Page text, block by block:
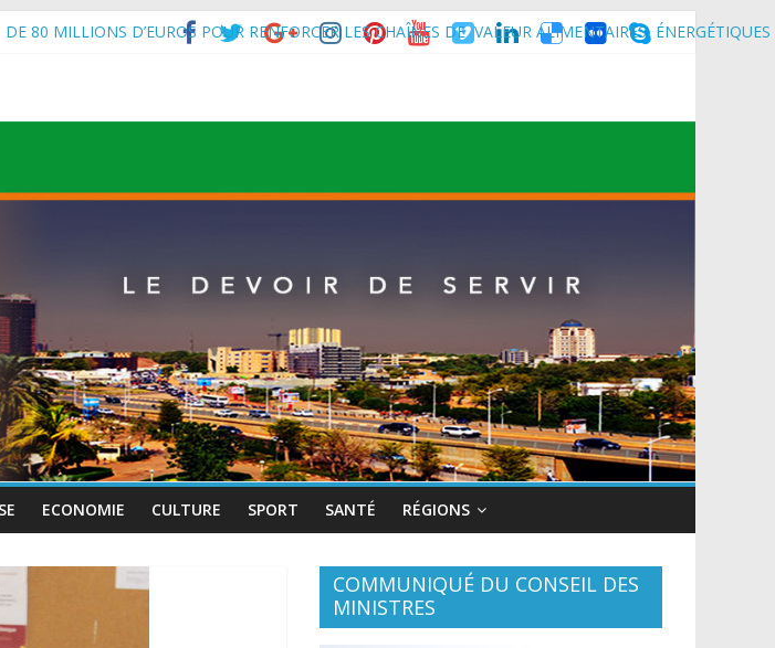
80 MILLIONS D’EUROS POUR RENFORCER LES CHAÎNES DE VALEUR ALIMENTAIRES, ÉNERGÉTIQUES
de l’Environnement du Burkina Faso et du Mali.
Abdourahamane Tiani, est arrivé à Maradi pour la célébration de la 3ᵉ édition de la Journée Nationale
ECONOMIE CULTURE SPORT SANTÉ RÉGIONS
COMMUNIQUÉ DU CONSEIL DES
MINISTRES